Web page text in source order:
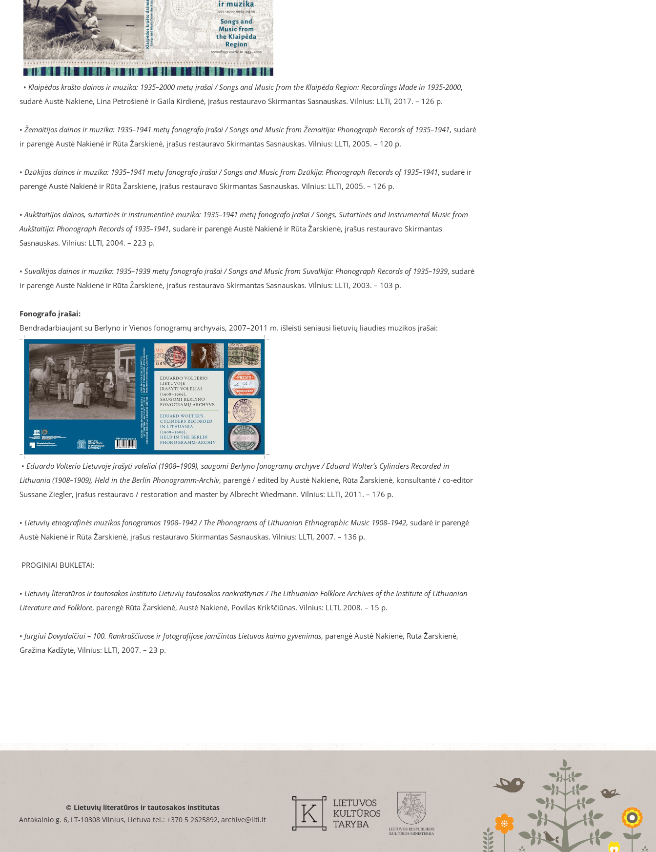
• Klaipėdos krašto dainos ir muzika: 1935–2000 metų įrašai / Songs and Music from the Klaipėda Region: Recordings Made in 1935-2000,
sudarė Austė Nakienė, Lina Petrošienė ir Gaila Kirdienė, įrašus restauravo Skirmantas Sasnauskas. Vilnius: LLTI, 2017. – 126 p.
• Žemaitijos dainos ir muzika: 1935–1941 metų fonografo įrašai / Songs and Music from Žemaitija: Phonograph Records of 1935–1941, sudarė
ir parengė Austė Nakienė ir Rūta Žarskienė, įrašus restauravo Skirmantas Sasnauskas. Vilnius: LLTI, 2005. – 120 p.
• Dzūkijos dainos ir muzika: 1935–1941 metų fonografo įrašai / Songs and Music from Dzūkija: Phonograph Records of 1935–1941, sudarė ir
parengė Austė Nakienė ir Rūta Žarskienė, įrašus restauravo Skirmantas Sasnauskas. Vilnius: LLTI, 2005. – 126 p.
•Aukštaitijos dainos, sutartinės ir instrumentinė muzika: 1935–1941 metų fonografo įrašai / Songs, Sutartinės and Instrumental Music from
Aukštaitija: Phonograph Records of 1935–1941, sudarė ir parengė Austė Nakienė ir Rūta Žarskienė, įrašus restauravo Skirmantas
Sasnauskas. Vilnius: LLTI, 2004. – 223 p.
• Suvalkijos dainos ir muzika: 1935–1939 metų fonografo įrašai / Songs and Music from Suvalkija: Phonograph Records of 1935–1939, sudarė
ir parengė Austė Nakienė ir Rūta Žarskienė, įrašus restauravo Skirmantas Sasnauskas. Vilnius: LLTI, 2003. – 103 p.
Fonografo įrašai:
Bendradarbiaujant su Berlyno ir Vienos fonogramų archyvais, 2007–2011 m. išleisti seniausi lietuvių liaudies muzikos įrašai:
• Eduardo Volterio Lietuvoje įrašyti voleliai (1908–1909), saugomi Berlyno fonogramų archyve / Eduard Wolter’s Cylinders Recorded in
Lithuania (1908–1909), Held in the Berlin Phonogramm-Archiv, parengė / edited by Austė Nakienė, Rūta Žarskienė, konsultantė / co-editor
Sussane Ziegler, įrašus restauravo / restoration and master by Albrecht Wiedmann. Vilnius: LLTI, 2011. – 176 p.
• Lietuvių etnografinės muzikos fonogramos 1908–1942 / The Phonograms of Lithuanian Ethnographic Music 1908–1942, sudarė ir parengė
Austė Nakienė ir Rūta Žarskienė, įrašus restauravo Skirmantas Sasnauskas. Vilnius: LLTI, 2007. – 136 p.
PROGINIAI BUKLETAI:
• Lietuvių literatūros ir tautosakos instituto Lietuvių tautosakos rankraštynas / The Lithuanian Folklore Archives of the Institute of Lithuanian
Literature and Folklore, parengė Rūta Žarskienė, Austė Nakienė, Povilas Krikščiūnas. Vilnius: LLTI, 2008. – 15 p.
• Jurgiui Dovydaičiui – 100. Rankraščiuose ir fotografijose įamžintas Lietuvos kaimo gyvenimas, parengė Austė Nakienė, Rūta Žarskienė,
Gražina Kadžytė, Vilnius: LLTI, 2007. – 23 p.
© Lietuvių literatūros ir tautosakos institutas
Antakalnio g. 6, LT-10308 Vilnius, Lietuva tel.: +370 5 2625892, archive@llti.lt